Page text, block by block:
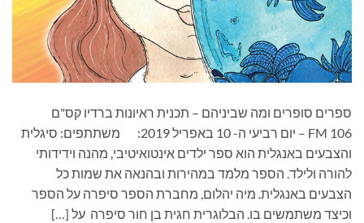
ספרים סופרים ומה שביניהם – תכנית ראיונות ברדיו קס"ם
106 FM – יום רביעי ה- 10 באפריל 2019: משתתפים: סיגלית
והצבעים באנגלית הוא ספר ילדים אינטואיטיבי, מהנה וידידותי
להורה ולילד. הספר מלמד במהירות ובהנאה את שמות כל
הצבעים באנגלית. מיה יהלום, מחברת הספר סיפרה על הספר
וכיצד משתמשים בו. הבלוגרית חגית בן חור סיפרה על […]